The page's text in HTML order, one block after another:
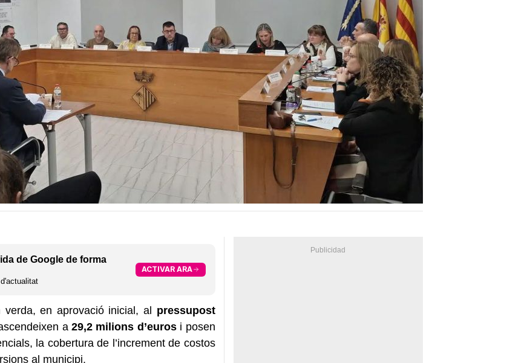
de Google de forma
ACTIVAR ARA
verda, en aprovació inicial, al pressupost
a29,2 milions d’eurosi posen
la cobertura de l’increment de costos
al municipi.